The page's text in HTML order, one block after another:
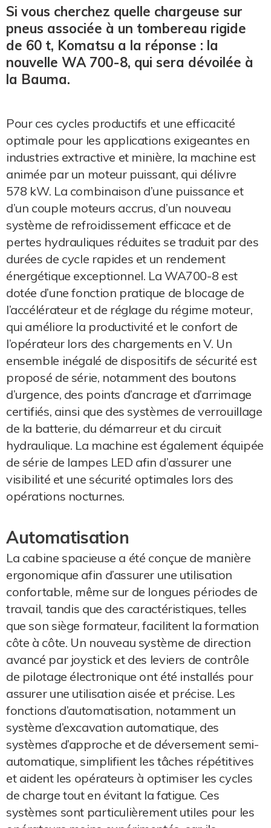
Si vous cherchez quelle chargeuse sur
pneus associée à un tombereau rigide
de 60 t, Komatsu a la réponse : la
nouvelle WA 700-8, qui sera dévoilée à
la Bauma.
Pour ces cycles productifs et une efficacité
optimale pour les applications exigeantes en
industries extractive et minière, la machine est
animée par un moteur puissant, qui délivre
578 kW. La combinaison d’une puissance et
d’un couple moteurs accrus, d’un nouveau
système de refroidissement efficace et de
pertes hydrauliques réduites se traduit par des
durées de cycle rapides et un rendement
énergétique exceptionnel. La WA700-8 est
dotée d’une fonction pratique de blocage de
l’accélérateur et de réglage du régime moteur,
qui améliore la productivité et le confort de
l’opérateur lors des chargements en V. Un
ensemble inégalé de dispositifs de sécurité est
proposé de série, notamment des boutons
d’urgence, des points d’ancrage et d’arrimage
certifiés, ainsi que des systèmes de verrouillage
de la batterie, du démarreur et du circuit
hydraulique. La machine est également équipée
de série de lampes LED afin d’assurer une
visibilité et une sécurité optimales lors des
opérations nocturnes.
Automatisation
La cabine spacieuse a été conçue de manière
ergonomique afin d’assurer une utilisation
confortable, même sur de longues périodes de
travail, tandis que des caractéristiques, telles
que son siège formateur, facilitent la formation
côte à côte. Un nouveau système de direction
avancé par joystick et des leviers de contrôle
de pilotage électronique ont été installés pour
assurer une utilisation aisée et précise. Les
fonctions d’automatisation, notamment un
système d’excavation automatique, des
systèmes d’approche et de déversement semi-
automatique, simplifient les tâches répétitives
et aident les opérateurs à optimiser les cycles
de charge tout en évitant la fatigue. Ces
systèmes sont particulièrement utiles pour les